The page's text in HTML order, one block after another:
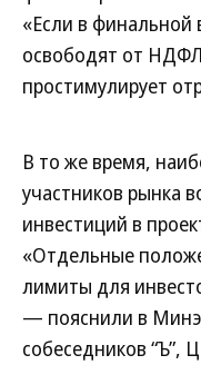
«Если в финальной
освободят от
простимулирует
В то же время,
участников рынка
инвестиций в
«Отдельные
лимиты для
— пояснили в
собеседников “Ъ”,